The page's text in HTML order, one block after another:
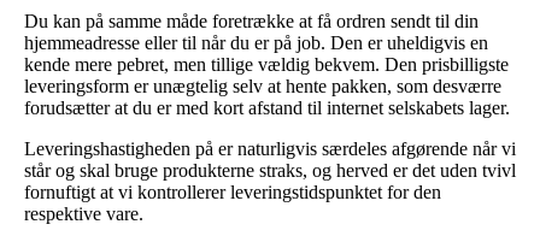
Du kan på samme måde foretrække at få ordren sendt til din
hjemmeadresse eller til når du er på job. Den er uheldigvis en
kende mere pebret, men tillige vældig bekvem. Den prisbilligste
leveringsform er unægtelig selv at hente pakken, som desværre
forudsætter at du er med kort afstand til internet selskabets lager.
Leveringshastigheden på er naturligvis særdeles afgørende når vi
står og skal bruge produkterne straks, og herved er det uden tvivl
fornuftigt at vi kontrollerer leveringstidspunktet for den
respektive vare.